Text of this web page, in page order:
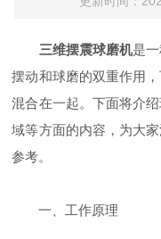
三维摆震球磨机是
摆动和球磨的双重作用
混合在一起。下面将介
域等方面的内容，为大
参考。
一、工作原理